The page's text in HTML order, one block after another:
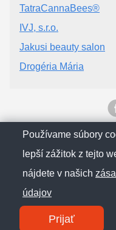
TatraCannaBees®
IVJ, s.r.o.
Jakusi beauty salon
Drogéria Mária
©
Zásady
Používame súbory
lepší zážitok z tejto
nájdete v našich
údajov
Prijať